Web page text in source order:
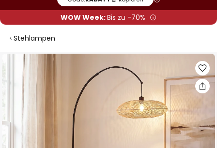
WOW Week:Bis zu -70%
Stehlampen
Ende
der
Bildgalerie
springen